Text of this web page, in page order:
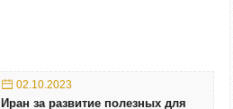
02.10.2023
Иран за развитие полезных для